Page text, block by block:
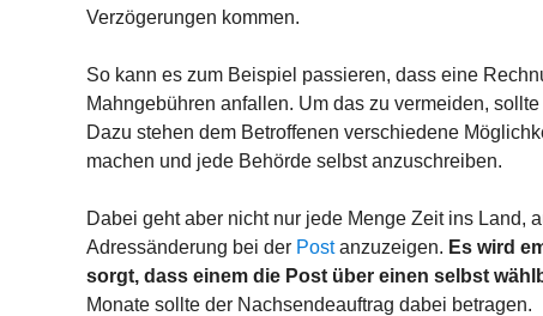
Verzögerungen kommen.
So kann es zum Beispiel passieren, dass eine
Mahngebühren anfallen. Um das zu vermeiden,
Dazu stehen dem Betroffenen verschiedene
machen und jede Behörde selbst anzuschreiben.
Dabei geht aber nicht nur jede Menge Zeit ins Land,
Adressänderung bei der Postanzuzeigen. Es wird
sorgt, dass einem die Post über einen selbst
Monate sollte der Nachsendeauftrag dabei betragen.